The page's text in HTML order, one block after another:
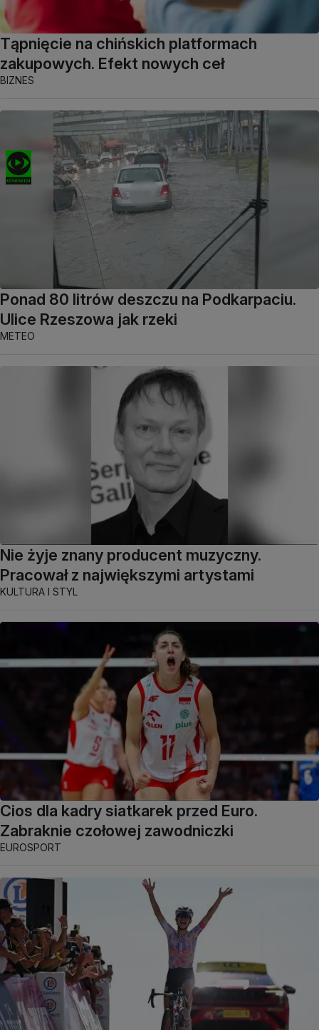
Tąpnięcie na chińskich platformach
zakupowych. Efekt nowych ceł
BIZNES
Ponad 80 litrów deszczu na Podkarpaciu.
Ulice Rzeszowa jak rzeki
METEO
Nie żyje znany producent muzyczny.
Pracował z największymi artystami
KULTURA I STYL
Cios dla kadry siatkarek przed Euro.
Zabraknie czołowej zawodniczki
EUROSPORT